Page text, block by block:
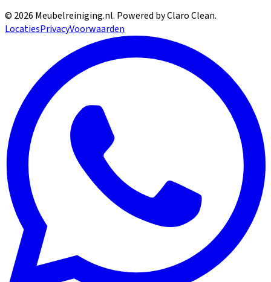
© 2026 Meubelreiniging.nl. Powered by Claro Clean.
LocatiesPrivacyVoorwaarden